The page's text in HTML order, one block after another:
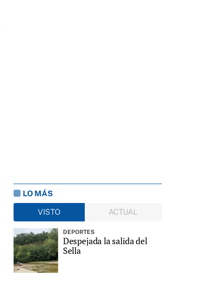
LO MÁS
VISTO
ACTUAL
DEPORTES
Despejada la salida del
Sella